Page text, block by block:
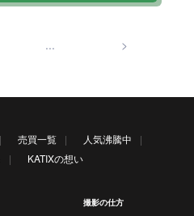
... >
売買一覧
人気沸騰中
KATIXの想い
撮影の仕方